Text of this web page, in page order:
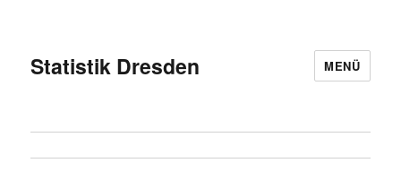
Statistik Dresden MENÜ